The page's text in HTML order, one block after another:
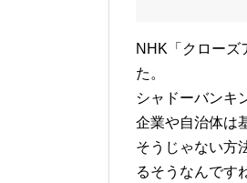
NHK「クローズ
た。
シャドーバンキ
企業や自治体は
そうじゃない方
るそうなんです